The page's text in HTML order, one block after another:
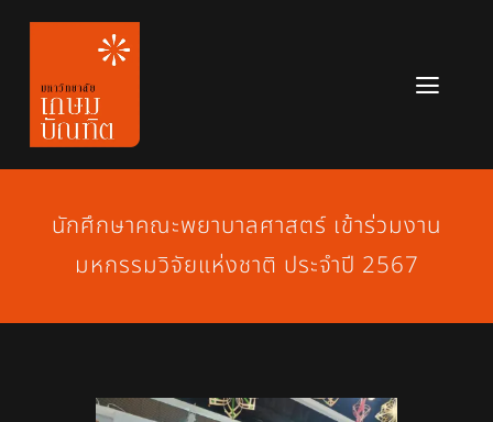
Skip
content
หลักสูตร
ข่าวสาร
เกี่ยวกับมหาวิทยาลัย
สมัครเรียน
นักศึกษาคณะพยาบาลศาสตร์ เข้าร่วมงาน
มหกรรมวิจัยแห่งชาติ ประจำปี 2567